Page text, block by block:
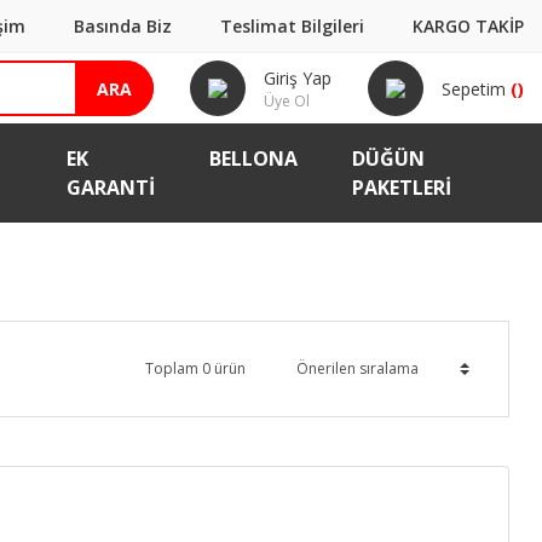
Basında Biz Teslimat Bilgileri KARGO TAKİP
ARA Giriş Yap
Üye Ol
Sepetim ()
EK
GARANTI
BELLONA
DÜĞÜN
PAKETLERİ
Toplam 0 ürün